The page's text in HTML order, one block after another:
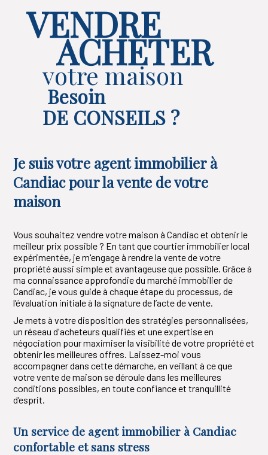
VENDRE
ACHETER
votre maison
Besoin
DE CONSEILS ?
Je suis votre agent immobilier à
Candiac pour la vente de votre
maison
Vous souhaitez vendre votre maison à Candiac et obtenir le
meilleur prix possible ? En tant que courtier immobilier local
expérimentée, je m'engage à rendre la vente de votre
propriété aussi simple et avantageuse que possible. Grâce à
ma connaissance approfondie du marché immobilier de
Candiac, je vous guide à chaque étape du processus, de
l’évaluation initiale à la signature de l’acte de vente.
Je mets à votre disposition des stratégies personnalisées,
un réseau d'acheteurs qualifiés et une expertise en
négociation pour maximiser la visibilité de votre propriété et
obtenir les meilleures offres. Laissez-moi vous
accompagner dans cette démarche, en veillant à ce que
votre vente de maison se déroule dans les meilleures
conditions possibles, en toute confiance et tranquillité
d’esprit.
Un service de agent immobilier à Candiac
confortable et sans stress